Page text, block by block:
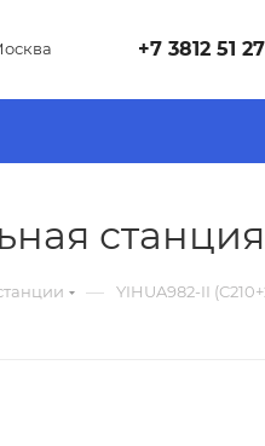
+7 3812 51
— YIHUA982-II